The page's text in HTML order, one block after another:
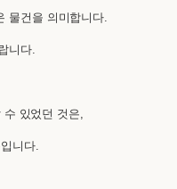
물건을 의미합니다.
니다.
있었던 것은,
니다.